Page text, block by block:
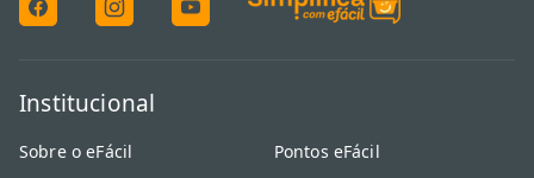
Institucional
Sobre o eFácil
Pontos eFácil